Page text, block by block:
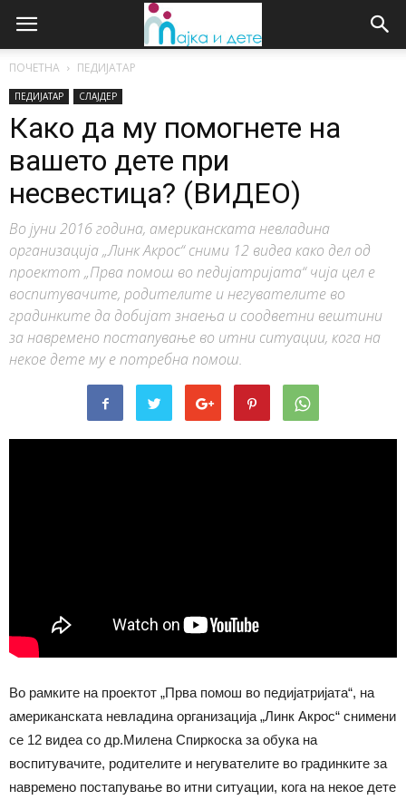
ПОЧЕТНА ПЕДИЈАТАР
ПЕДИЈАТАР СЛАЈДЕР
Како да му помогнете на
вашето дете при
несвестица? (ВИДЕО)
Во јуни 2016 година, американската невладина
организација „Линк Акрос“ сними 12 видеа како дел од
проектот „Прва помош во педијатријата“ чија цел е
воспитувачите, родителите и негувателите во
градинките да добијат знаења и соодветни вештини
за навремено постапување во итни ситуации, кога на
некое дете му е потребна помош.
Во рамките на проектот „Прва помош во педијатријата“, на
американската невладина организација „Линк Акрос“ снимени
се 12 видеа со др.Милена Спиркоска за обука на
воспитувачите, родителите и негувателите во градинките за
навремено постапување во итни ситуации, кога на некое дете